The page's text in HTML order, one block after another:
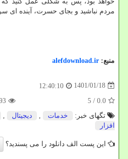
مردم نباشید و بجای حسرت، آینده ای
منبع: alefdownload.ir
1401/01/18
12:40:10
0.0
/ 5
تگهای خبر:
خدمات دیجیتال
افزار
این پست الف دانلود را می پسندید؟